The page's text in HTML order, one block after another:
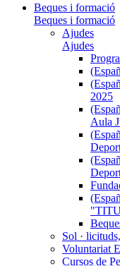
Beques i formació
Beques i formació
Ajudes
Ajudes
2025
Aula
Sol ·
Voluntariat
Cursos de